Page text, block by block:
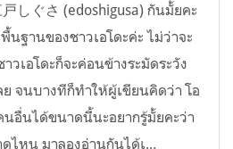
しぐさ (edoshigusa) กันมั้ยคะ
นฐานของชาวเอโดะค่ะ ไม่ว่าจะ
วเอโดะก็จะค่อนข้างระมัดระวัง
จนบางทีก็ทำให้ผู้เขียนคิดว่า โอ
นอื่นได้ขนาดนี้นะอยากรู้มั้ยคะว่า
ไหน มาลองอ่านกันได้เ...